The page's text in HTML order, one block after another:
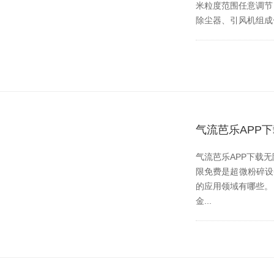
米粒度范围任意调节
除尘器、引风机组
气流芭乐APP
气流芭乐APP下载无
限免费是超微粉碎设
的应用领域有哪些
金...